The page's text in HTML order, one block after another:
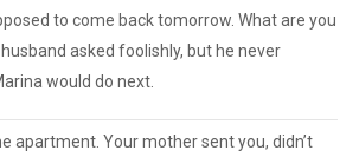
to come back tomorrow. What are you
asked foolishly, but he never
would do next.
apartment. Your mother sent you, didn’t